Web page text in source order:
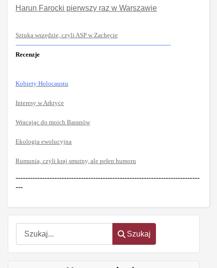
Szukaj
Szukaj
Harun Farocki pierwszy raz w Warszawie
Sztuka wszędzie, czyli ASP w Zachęcie
--------------------------------------------------------------------------------
Recenzje
Kobiety Holocaustu
Interesy w Arktyce
Wracając do moich Baranów
Ekologia ewolucyjna
Rumunia, czyli kraj smutny, ale pełen humoru
----------------------------------------------------------------------------
---